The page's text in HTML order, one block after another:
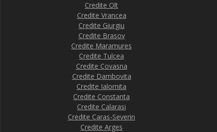
Credite Olt
Credite Vrancea
Credite Giurgiu
Credite Brasov
Credite Maramures
Credite Tulcea
Credite Covasna
Credite Dambovita
Credite Ialomita
Credite Constanta
Credite Calarasi
Credite Caras-Severin
Credite Arges